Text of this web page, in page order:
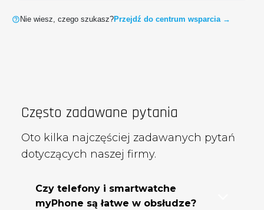
Nie wiesz, czego szukasz?Przejdź do centrum wsparcia →
Często zadawane pytania
Oto kilka najczęściej zadawanych pytań
dotyczących naszej firmy.
Czy telefony i smartwatche
myPhone są łatwe w obsłudze?